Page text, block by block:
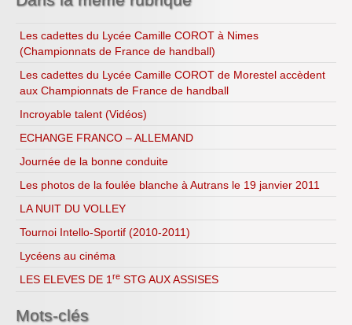
Les cadettes du Lycée Camille COROT à Nimes
(Championnats de France de handball)
Les cadettes du Lycée Camille COROT de Morestel accèdent
aux Championnats de France de handball
Incroyable talent (Vidéos)
ECHANGE FRANCO – ALLEMAND
Journée de la bonne conduite
Les photos de la foulée blanche à Autrans le 19 janvier 2011
LA NUIT DU VOLLEY
Tournoi Intello-Sportif (2010-2011)
Lycéens au cinéma
LES ELEVES DE 1 re STG AUX ASSISES
Mots-clés